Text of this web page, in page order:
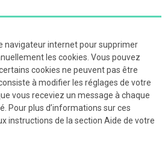
navigateur internet pour supprimer
les cookies. Vous pouvez
cookies ne peuvent pas être
à modifier les réglages de votre
vous receviez un message à chaque
Pour plus d’informations sur ces
instructions de la section Aide de votre